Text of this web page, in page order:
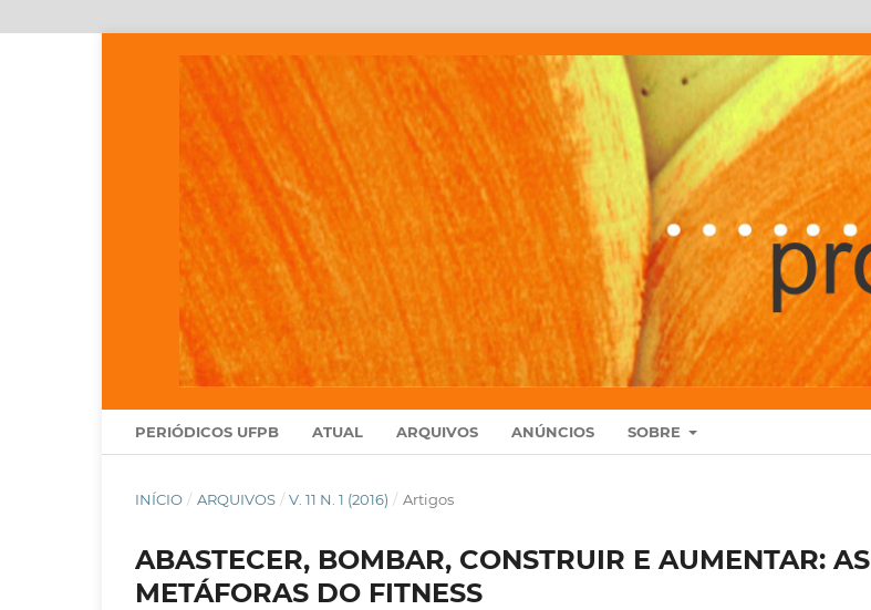
PERIÓDICOS UFPB ATUAL ARQUIVOS ANÚNCIOS SOBRE
INÍCIO / ARQUIVOS / V. 11 N. 1 (2016) / Artigos
ABASTECER, BOMBAR, CONSTRUIR E AUMENTAR: AS
METÁFORAS DO FITNESS